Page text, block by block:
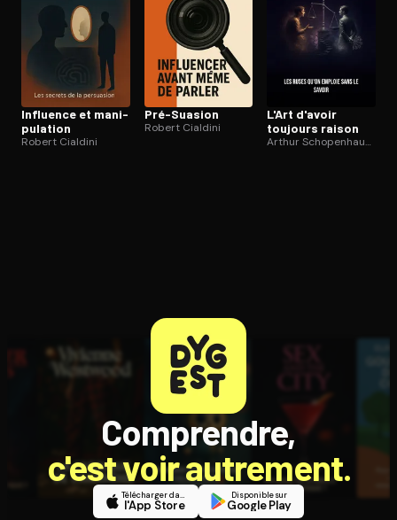
Influence et ma­ni­
pu­la­tion
Robert Cialdini
Pré-Suasion
Robert Cialdini
L'Art d'avoir
toujours raison
Arthur Schopenhauer
Comprendre,
c'est voir autrement.
Télécharger dans
l'App Store
Disponible sur
Google Play